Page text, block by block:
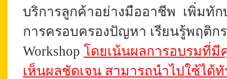
บริการลูกค้าอย่างมืออาชีพ เพิ่มทั
การครอบครองปัญหา เรียนรู้พฤติก
Workshop โดยเน้นผลการอบรมที่มี
เห็นผลชัดเจน สามารถนำไปใช้ได้